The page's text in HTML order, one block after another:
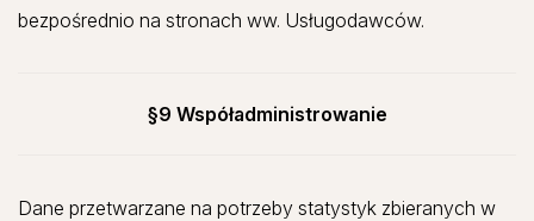
bezpośrednio na stronach ww. Usługodawców.
§9 Współadministrowanie
Dane przetwarzane na potrzeby statystyk zbieranych w